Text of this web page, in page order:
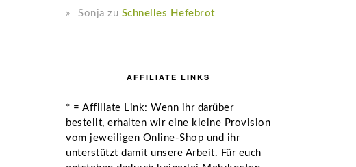
Sonja zu Schnelles Hefebrot
AFFILIATE LINKS
* = Affiliate Link: Wenn ihr darüber
bestellt, erhalten wir eine kleine Provision
vom jeweiligen Online-Shop und ihr
unterstützt damit unsere Arbeit. Für euch